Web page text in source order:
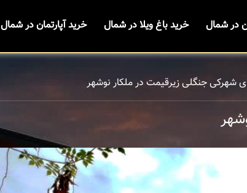
در شمال خرید باغ ویلا در شمال خرید آپارتمان در شمال
شهرکی جنگلی زیرقیمت در ملکار نوشهر